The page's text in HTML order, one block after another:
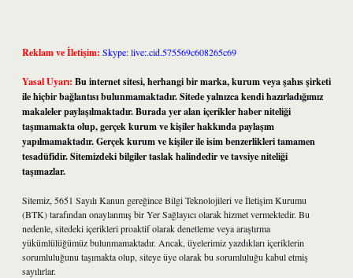
Reklam ve İletişim: Skype: live:.cid.575569c608265c69
Yasal Uyarı: Bu internet sitesi, herhangi bir marka, kurum veya şahıs şirketi
ile hiçbir bağlantısı bulunmamaktadır. Sitede yalnızca kendi hazırladığımız
makaleler paylaşılmaktadır. Burada yer alan içerikler haber niteliği
taşımamakta olup, gerçek kurum ve kişiler hakkında paylaşım
yapılmamaktadır. Gerçek kurum ve kişiler ile isim benzerlikleri tamamen
tesadüfidir. Sitemizdeki bilgiler taslak halindedir ve tavsiye niteliği
taşımazlar.
Sitemiz, 5651 Sayılı Kanun gereğince Bilgi Teknolojileri ve İletişim Kurumu
(BTK) tarafından onaylanmış bir Yer Sağlayıcı olarak hizmet vermektedir. Bu
nedenle, sitedeki içerikleri proaktif olarak denetleme veya araştırma
yükümlülüğümüz bulunmamaktadır. Ancak, üyelerimiz yazdıkları içeriklerin
sorumluluğunu taşımakta olup, siteye üye olarak bu sorumluluğu kabul etmiş
sayılırlar.